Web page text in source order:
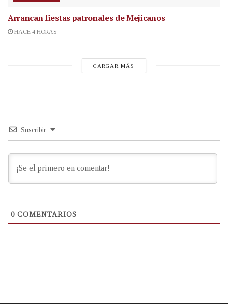
Arrancan fiestas patronales de Mejicanos
HACE 4 HORAS
CARGAR MÁS
Suscribir
0 COMENTARIOS